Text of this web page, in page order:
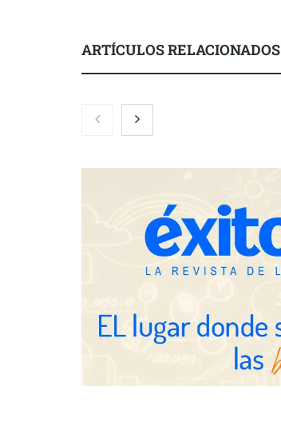
ARTÍCULOS RELACIONADOS
Brisas del Estrecho abastece a la
hostelería de Sevilla conectando